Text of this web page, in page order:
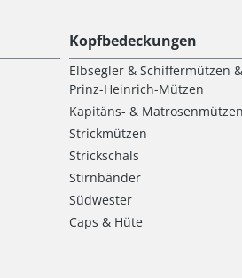
Kopfbedeckungen
Elbsegler & Schiffermützen &
Prinz-Heinrich-Mützen
Kapitäns- & Matrosenmützen
Strickmützen
Strickschals
Stirnbänder
Südwester
Caps & Hüte